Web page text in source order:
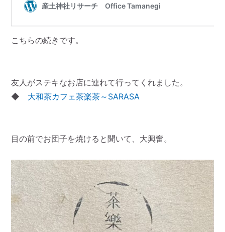
こちらの続きです。
友人がステキなお店に連れて行ってくれました。
◆ 大和茶カフェ茶楽茶～SARASA
目の前でお団子を焼けると聞いて、大興奮。